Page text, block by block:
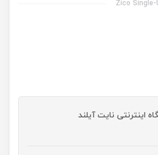
Zico
اینترنتی نایت آیلند